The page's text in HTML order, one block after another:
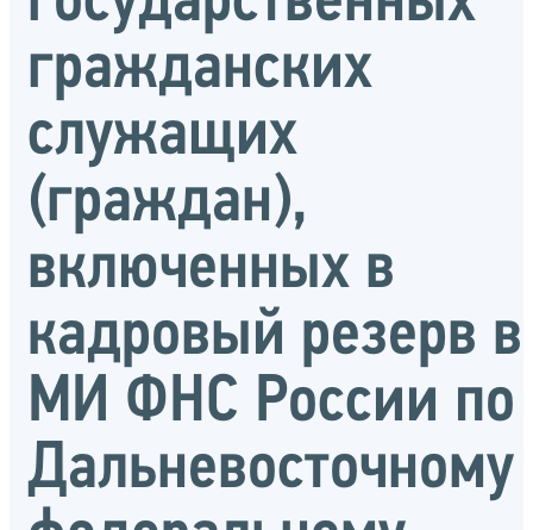
гражданских
служащих
(граждан),
включенных в
кадровый резерв в
МИ ФНС России по
Дальневосточному